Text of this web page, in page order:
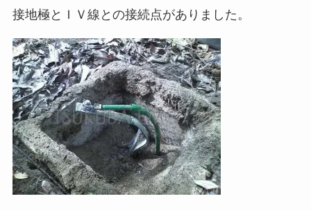
接地極とＩＶ線との接続点がありました。